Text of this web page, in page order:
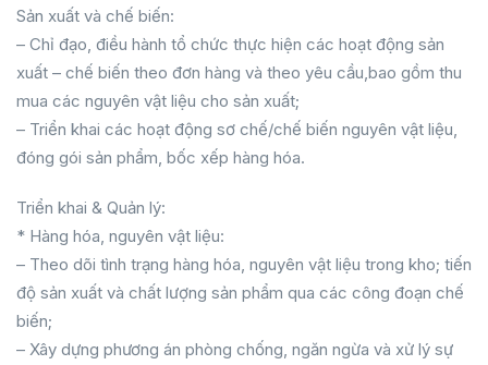
Sản xuất và chế biến:
– Chỉ đạo, điều hành tổ chức thực hiện các hoạt động sản
xuất – chế biến theo đơn hàng và theo yêu cầu,bao gồm thu
mua các nguyên vật liệu cho sản xuất;
– Triển khai các hoạt động sơ chế/chế biến nguyên vật liệu,
đóng gói sản phẩm, bốc xếp hàng hóa.
Triển khai & Quản lý:
* Hàng hóa, nguyên vật liệu:
– Theo dõi tình trạng hàng hóa, nguyên vật liệu trong kho; tiến
độ sản xuất và chất lượng sản phẩm qua các công đoạn chế
biến;
– Xây dựng phương án phòng chống, ngăn ngừa và xử lý sự